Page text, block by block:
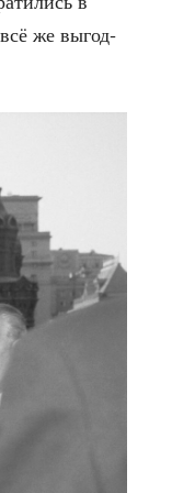
же выгод­